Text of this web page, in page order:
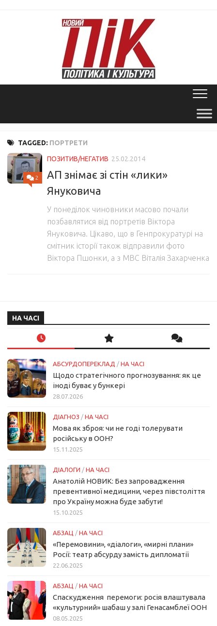
TAGGED: ПОРТРЕТИ
2
ПОЗИТИВ/НЕГАТИВ 25.02.2014
АП знімає зі стін «лики»
Януковича
У понеділок чиновники масово почали
позбавлятися від портретів Віктора
Януковича. Цікаво, що в Генпрокуратурі на
смітник історії також відправили фото
Віктора Пшонки, а з МВС Віталія Захарченка
НА ЧАСІ
АБСУРДОПЕРЕКЛАД / НА ЧАСІ
Щодо стратегічного прогнозування: як це
іноді буває у бункері
28.07.2026
ДІАГНОЗ / НА ЧАСІ
Мова як зброя: чи не годі толерувати
російську в ООН?
15.11.2025
ДІАЛОГИ / НА ЧАСІ
Анатолій НОВИК: Без запровадження
превентивної медицини, через півстоліття
про Україну можна буде забути!
15.10.2025
АБЗАЦ / НА ЧАСІ
«Перемовини», «діалоги», «мирні плани»
Росії: театр абсурду замість дипломатії
22.06.2025
АБЗАЦ / НА ЧАСІ
Спаскудження перемоги: росія влаштувала
«культурний» шабаш у залі Генасамблеї ООН
08.05.2025